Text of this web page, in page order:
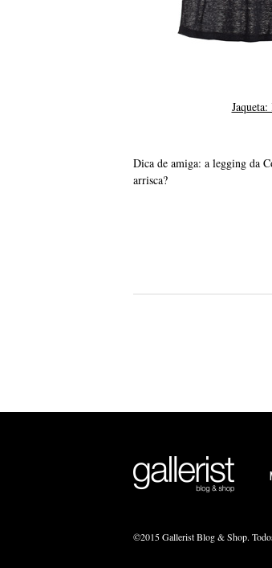
Dica de amiga: a legging da
arrisca?
©2015 Gallerist Blog & Shop.